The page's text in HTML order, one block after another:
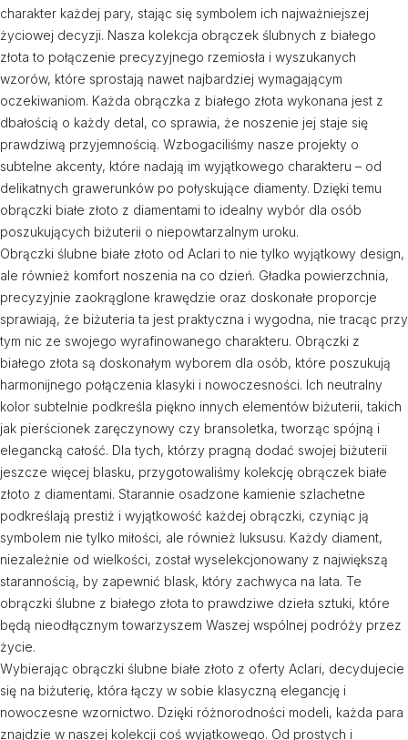
charakter każdej pary, stając się symbolem ich najważniejszej
życiowej decyzji. Nasza kolekcja obrączek ślubnych z białego
złota to połączenie precyzyjnego rzemiosła i wyszukanych
wzorów, które sprostają nawet najbardziej wymagającym
oczekiwaniom. Każda obrączka z białego złota wykonana jest z
dbałością o każdy detal, co sprawia, że noszenie jej staje się
prawdziwą przyjemnością. Wzbogaciliśmy nasze projekty o
subtelne akcenty, które nadają im wyjątkowego charakteru – od
delikatnych grawerunków po połyskujące diamenty. Dzięki temu
obrączki białe złoto z diamentami to idealny wybór dla osób
poszukujących biżuterii o niepowtarzalnym uroku.
Obrączki ślubne białe złoto od Aclari to nie tylko wyjątkowy design,
ale również komfort noszenia na co dzień. Gładka powierzchnia,
precyzyjnie zaokrąglone krawędzie oraz doskonałe proporcje
sprawiają, że biżuteria ta jest praktyczna i wygodna, nie tracąc przy
tym nic ze swojego wyrafinowanego charakteru. Obrączki z
białego złota są doskonałym wyborem dla osób, które poszukują
harmonijnego połączenia klasyki i nowoczesności. Ich neutralny
kolor subtelnie podkreśla piękno innych elementów biżuterii, takich
jak pierścionek zaręczynowy czy bransoletka, tworząc spójną i
elegancką całość. Dla tych, którzy pragną dodać swojej biżuterii
jeszcze więcej blasku, przygotowaliśmy kolekcję obrączek białe
złoto z diamentami. Starannie osadzone kamienie szlachetne
podkreślają prestiż i wyjątkowość każdej obrączki, czyniąc ją
symbolem nie tylko miłości, ale również luksusu. Każdy diament,
niezależnie od wielkości, został wyselekcjonowany z największą
starannością, by zapewnić blask, który zachwyca na lata. Te
obrączki ślubne z białego złota to prawdziwe dzieła sztuki, które
będą nieodłącznym towarzyszem Waszej wspólnej podróży przez
życie.
Wybierając obrączki ślubne białe złoto z oferty Aclari, decydujecie
się na biżuterię, która łączy w sobie klasyczną elegancję i
nowoczesne wzornictwo. Dzięki różnorodności modeli, każda para
znajdzie w naszej kolekcji coś wyjątkowego. Od prostych i